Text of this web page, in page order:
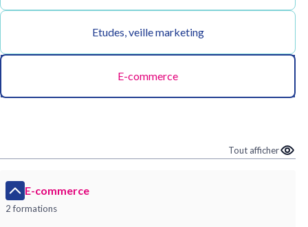
Etudes, veille marketing
E-commerce
Tout afficher
E-commerce
2 formations